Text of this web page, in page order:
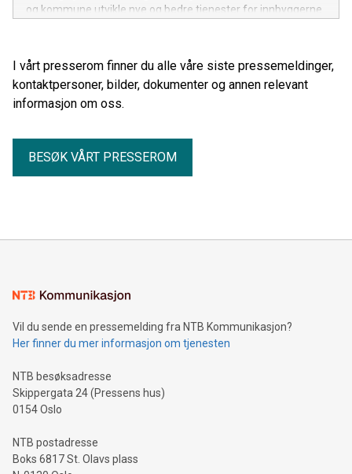
og kommune utvikle nye og bedre tjenester for innbyggerne.
I vårt presserom finner du alle våre siste pressemeldinger,
kontaktpersoner, bilder, dokumenter og annen relevant
informasjon om oss.
BESØK VÅRT PRESSEROM
Vil du sende en pressemelding fra NTB Kommunikasjon?
Her finner du mer informasjon om tjenesten
NTB besøksadresse
Skippergata 24 (Pressens hus)
0154 Oslo
NTB postadresse
Boks 6817 St. Olavs plass